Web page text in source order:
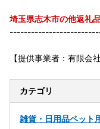
埼玉県志木市の他返礼
【提供事業者：有限会
カテゴリ
雑貨・日用品ペット